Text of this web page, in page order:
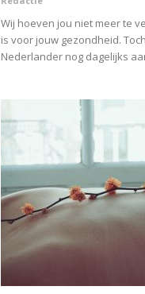
Wij hoeven jou niet meer te
is voor jouw gezondheid.
Nederlander nog dagelijks